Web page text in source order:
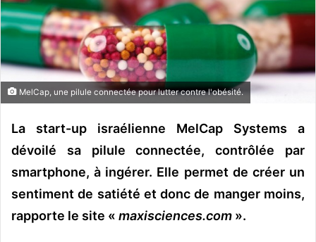
r
u
n
c
u
i
e
MelCap, une pilule connectée pour lutter contre l'obésité.
La start-up israélienne MelCap Systems a
dévoilé sa pilule connectée, contrôlée par
smartphone, à ingérer. Elle permet de créer un
sentiment de satiété et donc de manger moins,
rapporte le site « maxisciences.com ».